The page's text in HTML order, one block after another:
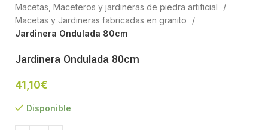
Macetas, Maceteros y jardineras de piedra artificial
Macetas y Jardineras fabricadas en granito
Jardinera Ondulada 80cm
Jardinera Ondulada 80cm
41,10€
Disponible